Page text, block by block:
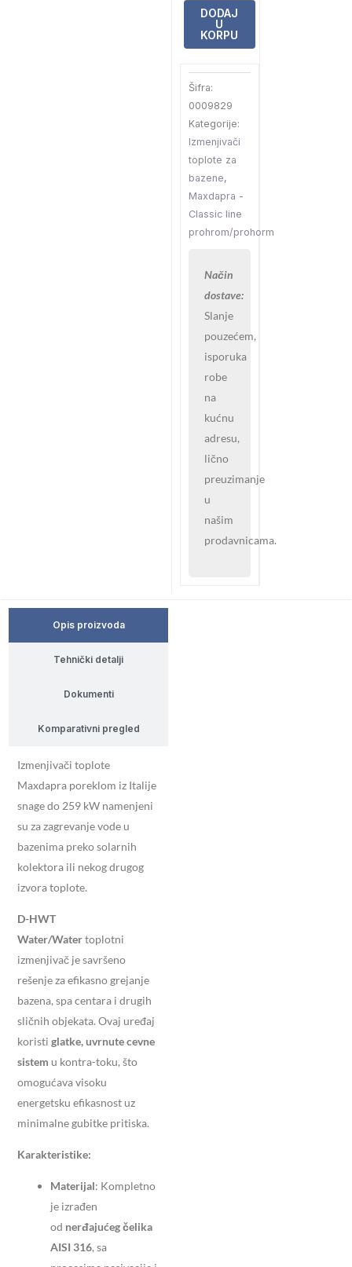
Maxdapra
Classic
line
d-
hwt
35-
10m3/h
količina
DODAJ
U
KORPU
Šifra:
0009829
Kategorije:
Izmenjivači
toplote za
bazene,
Maxdapra -
Classic line
prohrom/prohorm
Način
dostave:
Slanje
pouzećem,
isporuka
robe
na
kućnu
adresu,
lično
preuzimanje
u
našim
prodavnicama.
Opis proizvoda
Tehnički detalji
Dokumenti
Komparativni pregled
Izmenjivači toplote
Maxdapra poreklom iz Italije
snage do 259 kW namenjeni
su za zagrevanje vode u
bazenima preko solarnih
kolektora ili nekog drugog
izvora toplote.
D-HWT
Water/Watertoplotni
izmenjivač je savršeno
rešenje za efikasno grejanje
bazena, spa centara i drugih
sličnih objekata. Ovaj uređaj
koristi glatke, uvrnute cevne
sistem u kontra-toku, što
omogućava visoku
energetsku efikasnost uz
minimalne gubitke pritiska.
Karakteristike:
Materijal: Kompletno
je izrađen
od nerđajućeg čelika
AISI 316, sa